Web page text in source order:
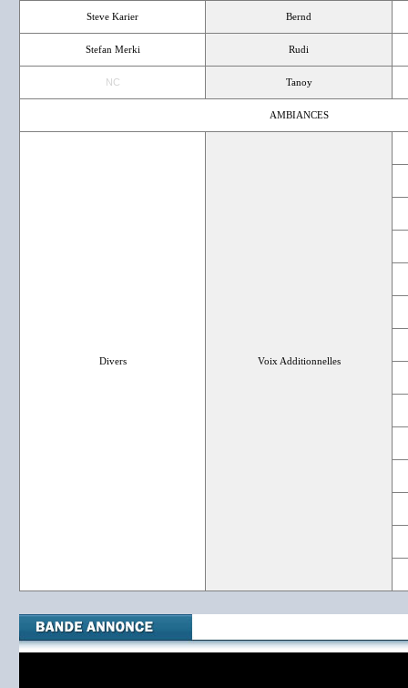
Steve Karier Bernd
Stefan Merki Rudi
NC Tanoy
AMBIANCES
Divers Voix Additionnelles